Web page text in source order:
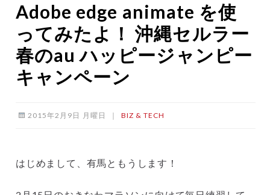
Adobe edge animate を使
ってみたよ！ 沖縄セルラー
春のau ハッピージャンピー
キャンペーン
2015年2月9日 月曜日 ｜ BIZ & TECH
はじめまして、有馬ともうします！